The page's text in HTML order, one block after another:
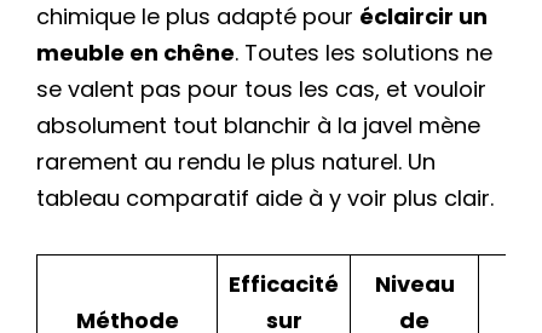
chimique le plus adapté pour éclaircir un
meuble en chêne. Toutes les solutions ne
se valent pas pour tous les cas, et vouloir
absolument tout blanchir à la javel mène
rarement au rendu le plus naturel. Un
tableau comparatif aide à y voir plus clair.
Méthode
Efficacité
sur
Niveau
de